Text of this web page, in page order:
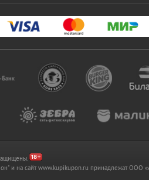
и на сайт www.kupikupon.ru принадлежат